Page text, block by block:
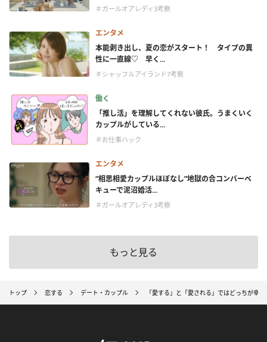
＃ガールオアレディ3考察
エンタメ
本能剥き出し、夏の恋がスタート！ タイプの異
性に一直線♡ 早く...
＃シャッフルアイランド7考察
働く
「推し活」を理解してくれない彼氏。うまくいく
カップルがしている...
＃お仕事ハック
エンタメ
“相思相愛カップルほぼなし”地獄の合コンバーベ
キューで泥沼婚活...
＃ガールオアレディ3考察
もっと見る
トップ 恋する デート・カップル 「愛する」と「愛される」ではどっちが